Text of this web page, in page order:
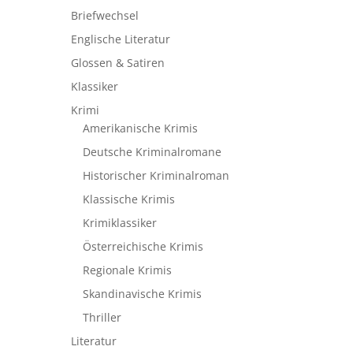
Briefwechsel
Englische Literatur
Glossen & Satiren
Klassiker
Krimi
Amerikanische Krimis
Deutsche Kriminalromane
Historischer Kriminalroman
Klassische Krimis
Krimiklassiker
Österreichische Krimis
Regionale Krimis
Skandinavische Krimis
Thriller
Literatur